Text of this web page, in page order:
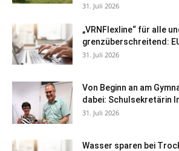
31. Juli 2026
„VRNFlexline“ für alle
grenzüberschreitend:
31. Juli 2026
Von Beginn an am
dabei: Schulsekretärin
31. Juli 2026
Wasser sparen bei